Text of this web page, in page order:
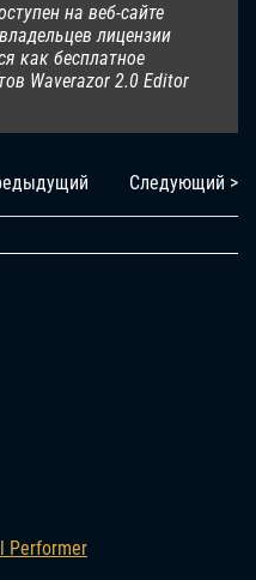
на веб-сайте
лицензии
как бесплатное
Waverazor 2.0 Editor
Следующий >
Performer